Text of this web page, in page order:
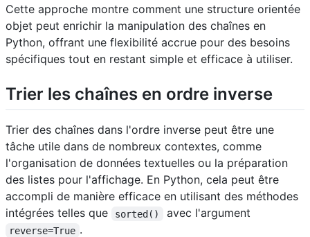
Cette approche montre comment une structure orientée
objet peut enrichir la manipulation des chaînes en
Python, offrant une flexibilité accrue pour des besoins
spécifiques tout en restant simple et efficace à utiliser.
Trier les chaînes en ordre inverse
Trier des chaînes dans l'ordre inverse peut être une
tâche utile dans de nombreux contextes, comme
l'organisation de données textuelles ou la préparation
des listes pour l'affichage. En Python, cela peut être
accompli de manière efficace en utilisant des méthodes
intégrées telles que
sorted() avec l'argument
reverse=True .